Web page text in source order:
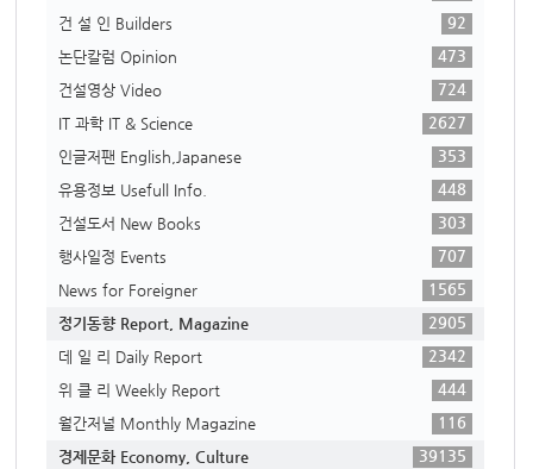
건 설 인 Builders
92
논단칼럼 Opinion
473
건설영상 Video
724
IT 과학 IT & Science
2627
인글저팬 English,Japanese
353
유용정보 Usefull Info.
448
건설도서 New Books
303
행사일정 Events
707
News for Foreigner
1565
정기동향 Report, Magazine
2905
데 일 리 Daily Report
2342
위 클 리 Weekly Report
444
월간저널 Monthly Magazine
116
경제문화 Economy, Culture
39135